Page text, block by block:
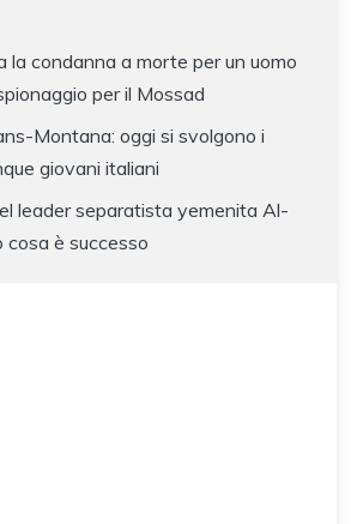
la condanna a morte per un uomo
per il Mossad
Montana: oggi si svolgono i
giovani italiani
leader separatista yemenita Al-
cosa è successo